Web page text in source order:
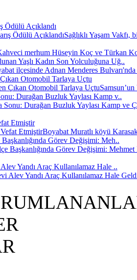
Ödülü Açıklandı
Sağlıklı Yaşam Vakfı,
merhum Hüseyin Koç ve Türkan
Yaşlı Kadın Son Yolculuğuna Uğ..
ilçesinde Adnan Menderes
Otomobil Tarlaya Uçtu
Durağan Buzluk Yaylası Kamp v..
Etmiştir
Boyabat Muratlı köyü
Görev Değişimi: Meh..
Yandı Araç Kullanılamaz Hale ..